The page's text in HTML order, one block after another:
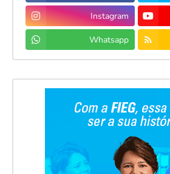
Instagram
Whatsapp